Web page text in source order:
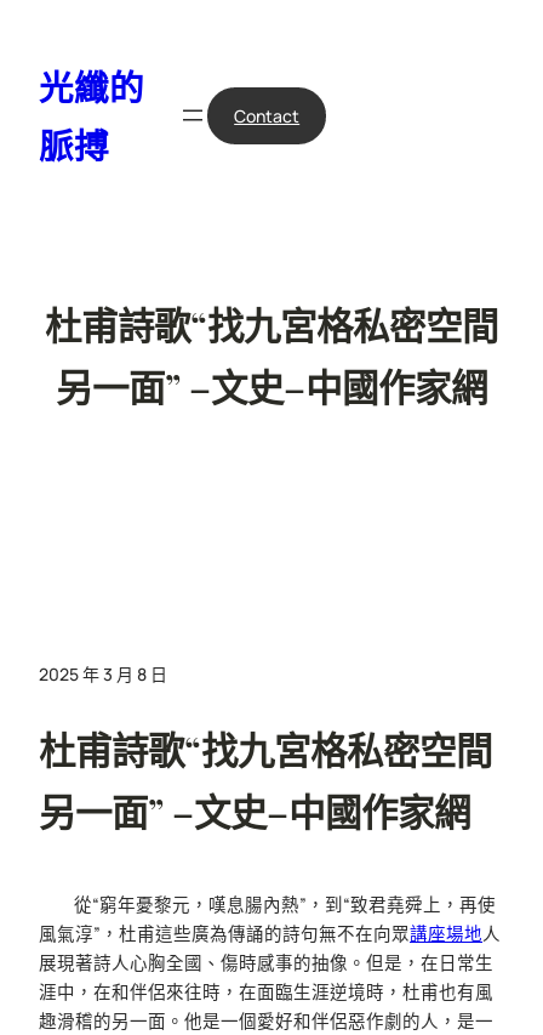
光纖的
脈搏
Contact
杜甫詩歌“找九宮格私密空間
另一面” –文史–中國作家網
2025 年 3 月 8 日
杜甫詩歌“找九宮格私密空間
另一面” –文史–中國作家網
從“窮年憂黎元，嘆息腸內熱”，到“致君堯舜上，再使
風氣淳”，杜甫這些廣為傳誦的詩句無不在向眾講座場地人
展現著詩人心胸全國、傷時感事的抽像。但是，在日常生
涯中，在和伴侶來往時，在面臨生涯逆境時，杜甫也有風
趣滑稽的另一面。他是一個愛好和伴侶惡作劇的人，是一